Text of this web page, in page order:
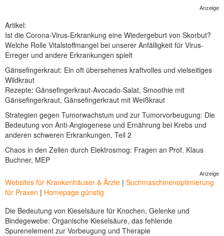
Anzeige
Artikel:
Ist die Corona-Virus-Erkrankung eine Wiedergeburt von Skorbut?
Welche Rolle Vitalstoffmangel bei unserer Anfälligkeit für Virus-
Erreger und andere Erkrankungen spielt
Gänsefingerkraut: Ein oft übersehenes kraftvolles und vielseitiges
Wildkraut
Rezepte: Gänsefingerkraut-Avocado-Salat, Smoothie mit
Gänsefingerkraut, Gänsefingerkraut mit Weißkraut
Strategien gegen Tumorwachstum und zur Tumorvorbeugung: Die
Bedeutung von Anti-Angiogenese und Ernährung bei Krebs und
anderen schweren Erkrankungen, Teil 2
Chaos in den Zellen durch Elektrosmog: Fragen an Prof. Klaus
Buchner, MEP
Anzeige
Websites für Krankenhäuser & Ärzte | Suchmaschinenoptimierung
für Praxen | Homepage günstig
Die Bedeutung von Kieselsäure für Knochen, Gelenke und
Bindegewebe: Organische Kieselsäure, das fehlende
Spurenelement zur Vorbeugung und Therapie